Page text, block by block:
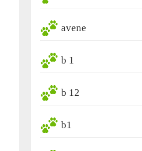
avene
b 1
b 12
b1